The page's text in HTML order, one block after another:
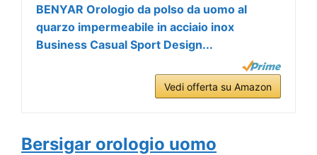
BENYAR Orologio da polso da uomo al
quarzo impermeabile in acciaio inox
Business Casual Sport Design...
Vedi offerta su Amazon
Bersigar orologio uomo